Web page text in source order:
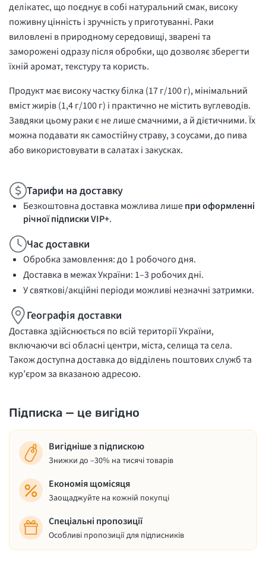
делікатес, що поєднує в собі натуральний смак, високу
поживну цінність і зручність у приготуванні. Раки
виловлені в природному середовищі, зварені та
заморожені одразу після обробки, що дозволяє зберегти
їхній аромат, текстуру та користь.
Продукт має високу частку білка (17 г/100 г), мінімальний
вміст жирів (1,4 г/100 г) і практично не містить вуглеводів.
Завдяки цьому раки є не лише смачними, а й дієтичними. Їх
можна подавати як самостійну страву, з соусами, до пива
або використовувати в салатах і закусках.
Тарифи на доставку
Безкоштовна доставка можлива лишепри оформленні
річної підписки VIP+.
Час доставки
Обробка замовлення: до 1 робочого дня.
Доставка в межах України: 1–3 робочих дні.
У святкові/акційні періоди можливі незначні затримки.
Географія доставки
Доставка здійснюється по всій території України,
включаючи всі обласні центри, міста, селища та села.
Також доступна доставка до відділень поштових служб та
кур’єром за вказаною адресою.
Підписка — це вигідно
Вигідніше з підпискою
Знижки до –30% на тисячі товарів
Економія щомісяця
Заощаджуйте на кожній покупці
Спеціальні пропозиції
Особливі пропозиції для підписників